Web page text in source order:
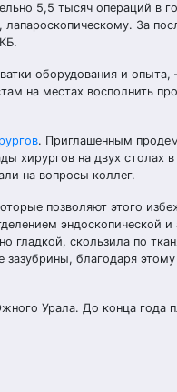
5,5 тысяч операций в
За
оборудования и опыта,
на местах восполнить
. Приглашенным
хирургов на двух столах
на вопросы коллег.
позволяют этого
эндоскопической
гладкой, скользила по
благодаря этому
Урала. До конца года